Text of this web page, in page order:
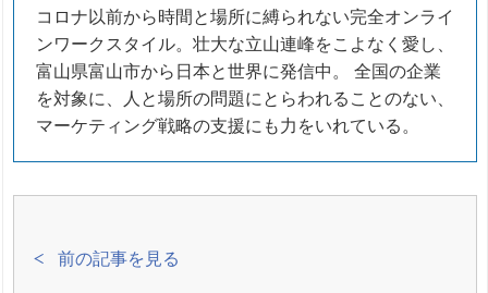
コロナ以前から時間と場所に縛られない完全オンライ
ンワークスタイル。壮大な立山連峰をこよなく愛し、
富山県富山市から日本と世界に発信中。 全国の企業
を対象に、人と場所の問題にとらわれることのない、
マーケティング戦略の支援にも力をいれている。
前の記事を見る